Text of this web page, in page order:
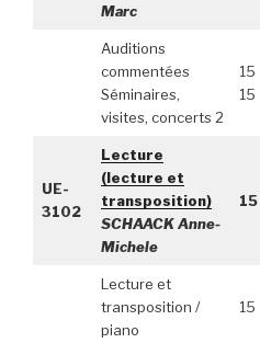
Marc
Auditions
commentées
Séminaires,
visites, concerts 2
15
15
UE-
3102
Lecture
(lecture et
transposition)
SCHAACK Anne-
Michele
15
Lecture et
transposition /
piano
15